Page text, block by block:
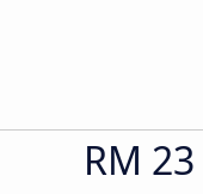
RM 23